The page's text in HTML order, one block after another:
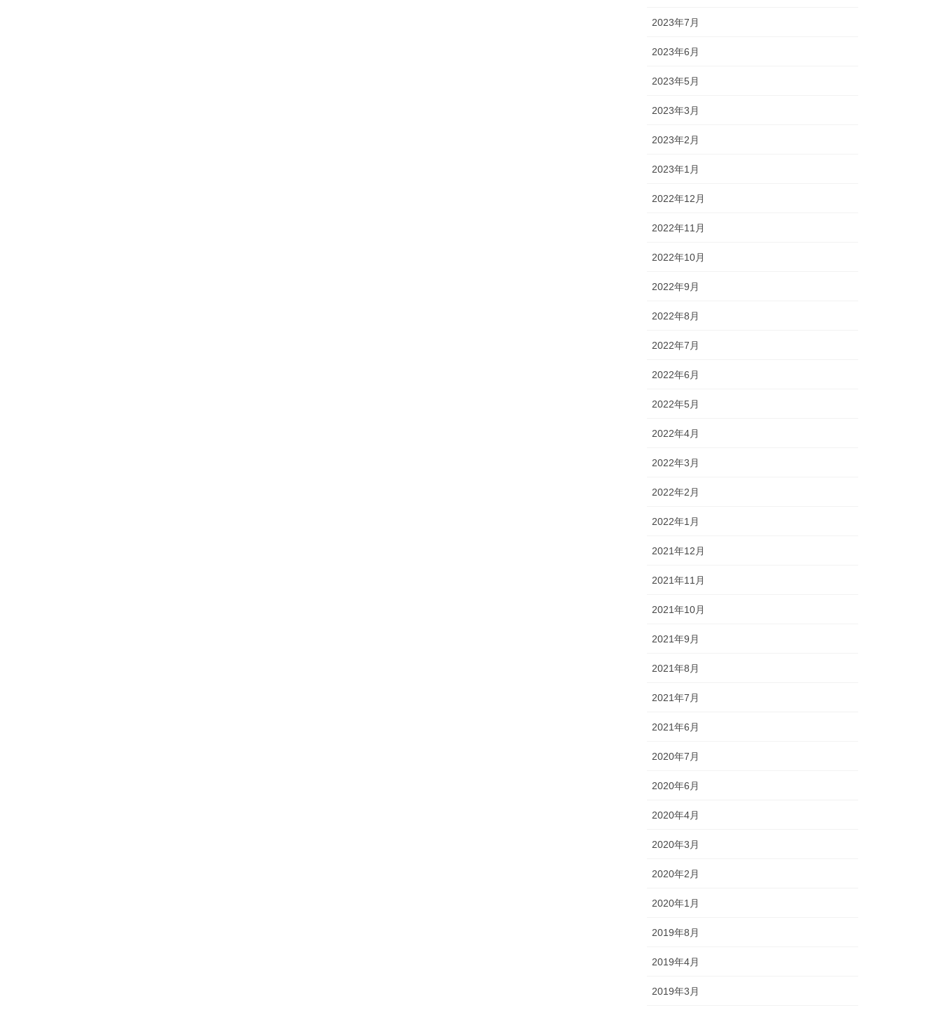
2023年7月
2023年6月
2023年5月
2023年3月
2023年2月
2023年1月
2022年12月
2022年11月
2022年10月
2022年9月
2022年8月
2022年7月
2022年6月
2022年5月
2022年4月
2022年3月
2022年2月
2022年1月
2021年12月
2021年11月
2021年10月
2021年9月
2021年8月
2021年7月
2021年6月
2020年7月
2020年6月
2020年4月
2020年3月
2020年2月
2020年1月
2019年8月
2019年4月
2019年3月